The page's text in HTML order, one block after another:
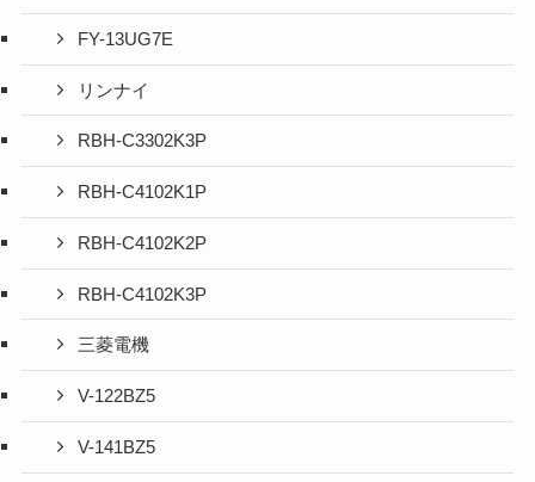
FY-13UG7E
リンナイ
RBH-C3302K3P
RBH-C4102K1P
RBH-C4102K2P
RBH-C4102K3P
三菱電機
V-122BZ5
V-141BZ5